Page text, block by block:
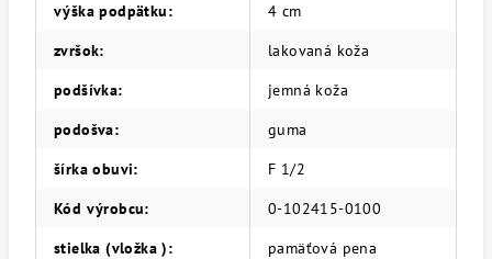
výška podpätku:
4 cm
zvršok:
lakovaná koža
podšívka:
jemná koža
podošva:
guma
šírka obuvi:
F 1/2
Kód výrobcu:
0-102415-0100
stielka (vložka ):
pamäťová pena